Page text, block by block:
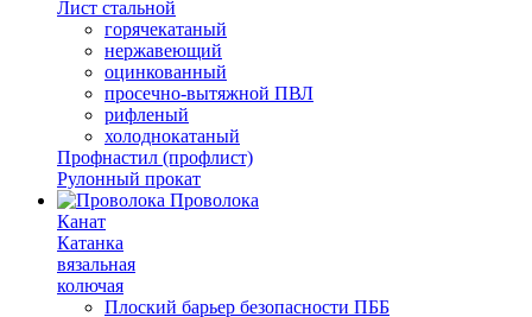
Лист стальной
горячекатаный
нержавеющий
оцинкованный
просечно-вытяжной ПВЛ
рифленый
холоднокатаный
Профнастил (профлист)
Рулонный прокат
Проволока
Канат
Катанка
вязальная
колючая
Плоский барьер безопасности ПББ